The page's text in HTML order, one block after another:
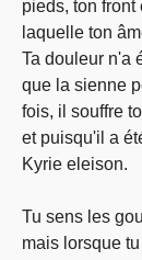
pieds, ton
laquelle ton
Ta douleur n'a
que la sienne
fois, il souffre
et puisqu'il a
Kyrie eleison.
Tu sens les
mais lorsque